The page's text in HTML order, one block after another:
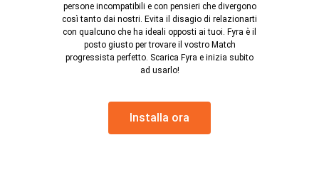
persone incompatibili e con pensieri che divergono
così tanto dai nostri. Evita il disagio di relazionarti
con qualcuno che ha ideali opposti ai tuoi. Fyra è il
posto giusto per trovare il vostro Match
progressista perfetto. Scarica Fyra e inizia subito
ad usarlo!
Installa ora